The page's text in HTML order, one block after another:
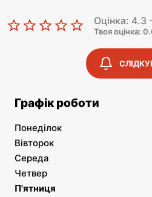
Оцінка: 4.3
Твоя оцінка:
Графік роботи
Понеділок
Вівторок
Середа
Четвер
П'ятниця